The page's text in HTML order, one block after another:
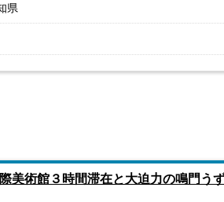
県
際美術館３時間滞在と大迫力の鳴門